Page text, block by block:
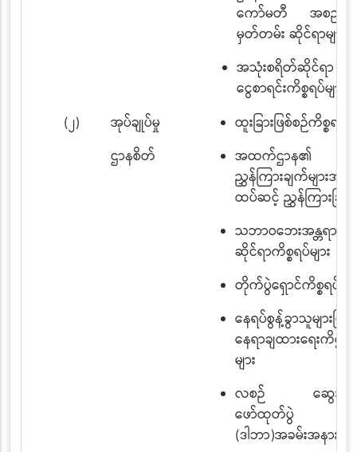
ကော်မတီ အစည်းအ
မှတ်တမ်း ဆိုင်ရာများ
အသုံးစရိတ်ဆိုင်ရာ
ငွေစာရင်းကိစ္စရပ်များ
(၂)
အုပ်ချုပ်မှု
ဌာနစိတ်
ထူးခြားဖြစ်စဉ်ကိစ္စရပ်မ
အထက်ဌာန၏
ညွှန်ကြားချက်များအား
ထပ်ဆင့် ညွှန်ကြားခြင်း
သဘာဝဘေးအန္တရာယ်
ဆိုင်ရာကိစ္စရပ်များ
တိုက်ပွဲရှောင်ကိစ္စရပ်မျာ
နေရပ်စွန့်ခွာသူများပ
နေရာချထားရေးကိစ္
များ
လစဉ် ဆွေးနွေး
ဖော်ထုတ်ပွဲ
(ဒါဘာ)အခမ်းအနား ကိ